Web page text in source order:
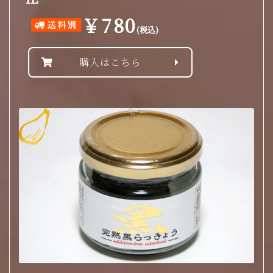
￥780(税込)
購入はこちら